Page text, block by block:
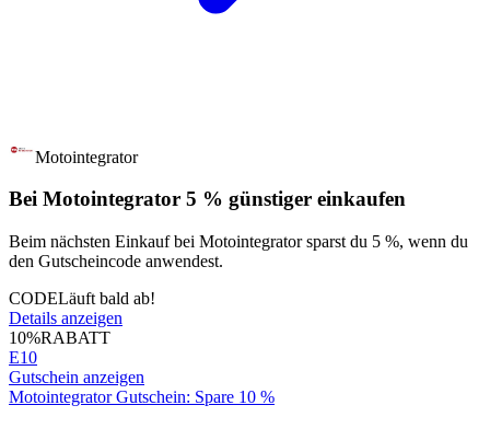
Motointegrator
Bei Motointegrator 5 % günstiger einkaufen
Beim nächsten Einkauf bei Motointegrator sparst du 5 %, wenn du
den Gutscheincode anwendest.
CODELäuft bald ab!
Details anzeigen
10%RABATT
E10
Gutschein anzeigen
Motointegrator Gutschein: Spare 10 %